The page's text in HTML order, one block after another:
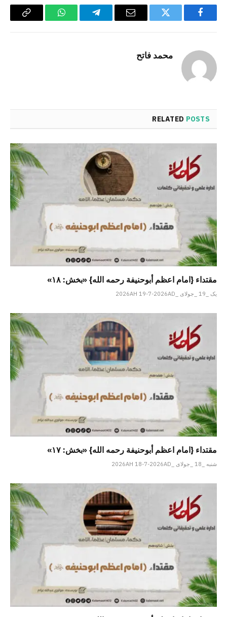
Facebook
Twitter
Email
Telegram
WhatsApp
Copy
محمد فاتح
RELATED POSTS
مقتداء {امام اعظم أبوحنیفة رحمه الله} «بخش: ۱۸»
یک _19 _جولای _2026AH 19-7-2026AD
مقتداء {امام اعظم أبوحنیفة رحمه الله} «بخش: ۱۷»
شنبه _18 _جولای _2026AH 18-7-2026AD